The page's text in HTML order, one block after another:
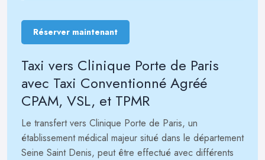
Réserver maintenant
Taxi vers Clinique Porte de Paris
avec Taxi Conventionné Agréé
CPAM, VSL, et TPMR
Le transfert vers Clinique Porte de Paris, un
établissement médical majeur situé dans le département
Seine Saint Denis, peut être effectué avec différents